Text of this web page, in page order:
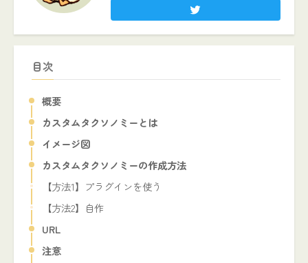
目次
概要
カスタムタクソノミーとは
イメージ図
カスタムタクソノミーの作成方法
【方法1】プラグインを使う
【方法2】自作
URL
注意